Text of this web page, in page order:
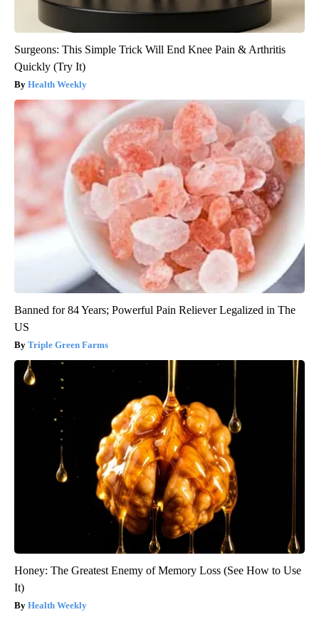
Surgeons: This Simple Trick Will End Knee Pain & Arthritis
Quickly (Try It)
Health Weekly
Banned for 84 Years; Powerful Pain Reliever Legalized in The
US
Triple Green Farms
Honey: The Greatest Enemy of Memory Loss (See How to Use
It)
Health Weekly